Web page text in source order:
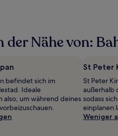
Nähe von:
befindet sich im
Ideale
also, um während deines
St Peter
St Peter
außerhalb
sodass
einplanen
Weniger